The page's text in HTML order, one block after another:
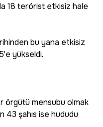
18 terörist etkisiz hale
bu yana etkisiz
yükseldi.
örgütü mensubu olmak
43 şahıs ise hududu